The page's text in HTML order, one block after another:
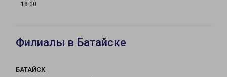
18:00
Филиалы в Батайске
БАТАЙСК